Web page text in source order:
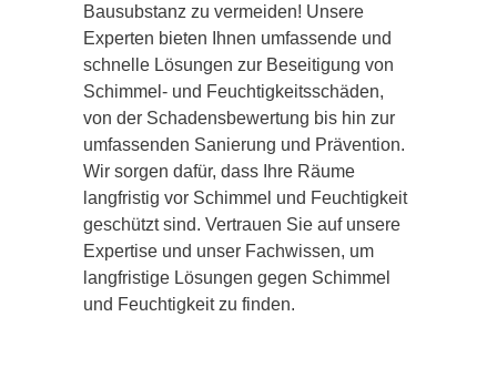
Bausubstanz zu vermeiden! Unsere
Experten bieten Ihnen umfassende und
schnelle Lösungen zur Beseitigung von
Schimmel- und Feuchtigkeitsschäden,
von der Schadensbewertung bis hin zur
umfassenden Sanierung und Prävention.
Wir sorgen dafür, dass Ihre Räume
langfristig vor Schimmel und Feuchtigkeit
geschützt sind. Vertrauen Sie auf unsere
Expertise und unser Fachwissen, um
langfristige Lösungen gegen Schimmel
und Feuchtigkeit zu finden.